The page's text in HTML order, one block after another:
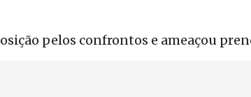
pelos confrontos e ameaçou